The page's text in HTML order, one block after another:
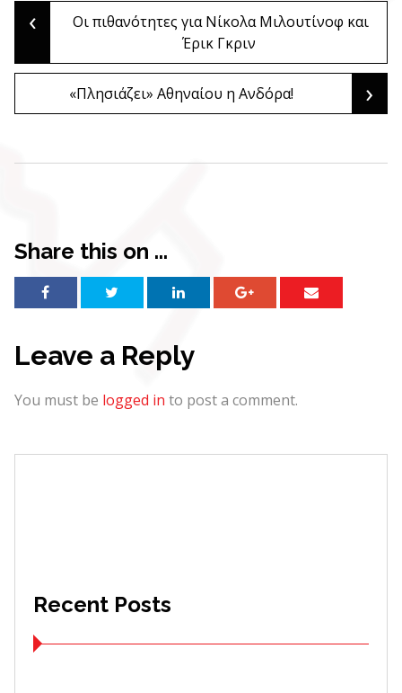
Post
navigation
‹
Οι πιθανότητες για Νίκολα Μιλουτίνοφ και
Έρικ Γκριν
«Πλησιάζει» Αθηναίου η Ανδόρα! ›
Share this on ...
Leave a Reply
You must be logged in to post a comment.
Recent Posts